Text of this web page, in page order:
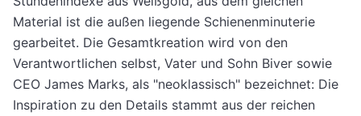
Material ist die außen liegende Schienenminuterie
gearbeitet. Die Gesamtkreation wird von den
Verantwortlichen selbst, Vater und Sohn Biver sowie
CEO James Marks, als "neoklassisch" bezeichnet: Die
Inspiration zu den Details stammt aus der reichen